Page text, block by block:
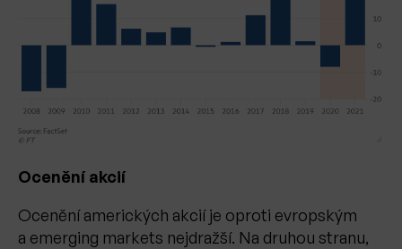
Ocenění akcií
Ocenění amerických akcií je oproti evropským
a emerging markets nejdražší. Na druhou stranu,